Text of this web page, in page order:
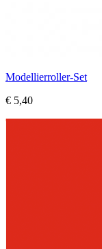
Modellierroller-Set
€ 5,40